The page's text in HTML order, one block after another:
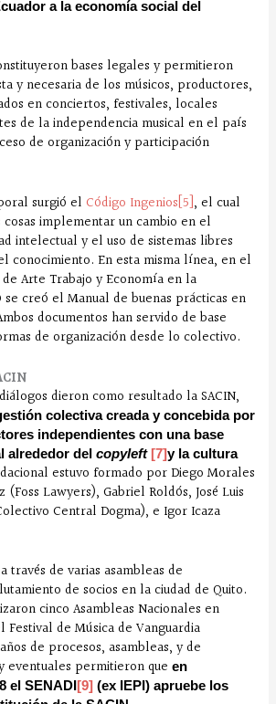
a la economía social del
bases legales y permitieron
y necesaria de los músicos, productores,
en conciertos, festivales, locales
de la independencia musical en el país
de organización y participación
surgió el Código Ingenios[5], el cual
implementar un cambio en el
intelectual y el uso de sistemas libres
conocimiento. En esta misma línea, en el
Arte Trabajo y Economía en la
se creó el Manual de buenas prácticas en
documentos han servido de base
de organización desde lo colectivo.
dieron como resultado la SACIN,
colectiva creada y concebida por
independientes con una base
alrededor delcopyleft [7]y la cultura
estuvo formado por Diego Morales
(Foss Lawyers), Gabriel Roldós, José Luis
Central Dogma), e Igor Icaza
través de varias asambleas de
de socios en la ciudad de Quito.
cinco Asambleas Nacionales en
de Música de Vanguardia
de procesos, asambleas, y de
eventuales permitieron queen
el SENADI [9] (ex IEPI) apruebe los